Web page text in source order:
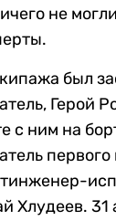
не
был
Герой
с ним на
Хлудеев. 31